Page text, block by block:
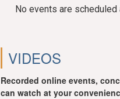
No events are scheduled
VIDEOS
Recorded online events,
can watch at your